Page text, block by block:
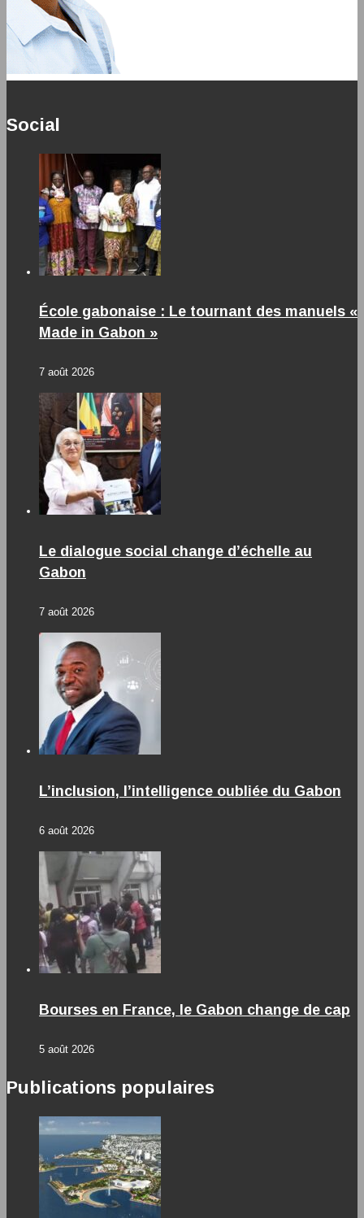
Social
École gabonaise : Le tournant des manuels «
Made in Gabon »
7 août 2026
Le dialogue social change d’échelle au
Gabon
7 août 2026
L’inclusion, l’intelligence oubliée du Gabon
6 août 2026
Bourses en France, le Gabon change de cap
5 août 2026
Publications populaires